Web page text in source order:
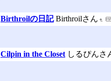
Birthroilの日記 Birthroilさん
Cilpin in the Closet しるぴんさ